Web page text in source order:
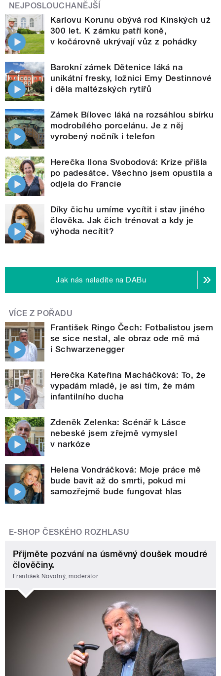
NEJPOSLOUCHANĚJŠÍ
Karlovu Korunu obývá rod Kinských už
300 let. K zámku patří koně,
v kočárovně ukrývají vůz z pohádky
Barokní zámek Dětenice láká na
unikátní fresky, ložnici Emy Destinnové
i děla maltézských rytířů
Zámek Bílovec láká na rozsáhlou sbírku
modrobílého porcelánu. Je z něj
vyrobený nočník i telefon
Herečka Ilona Svobodová: Krize přišla
po padesátce. Všechno jsem opustila a
odjela do Francie
Díky čichu umíme vycítit i stav jiného
člověka. Jak čich trénovat a kdy je
výhoda necítit?
Jak nás naladíte na DABu
VÍCE Z POŘADU
František Ringo Čech: Fotbalistou jsem
se sice nestal, ale obraz ode mě má
i Schwarzenegger
Herečka Kateřina Macháčková: To, že
vypadám mladě, je asi tím, že mám
infantilního ducha
Zdeněk Zelenka: Scénář k Lásce
nebeské jsem zřejmě vymyslel
v narkóze
Helena Vondráčková: Moje práce mě
bude bavit až do smrti, pokud mi
samozřejmě bude fungovat hlas
E-SHOP ČESKÉHO ROZHLASU
Přijměte pozvání na úsměvný doušek moudré
člověčiny.
František Novotný, moderátor